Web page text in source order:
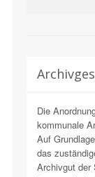
Die
kommunale
Auf
das
Archivgut der